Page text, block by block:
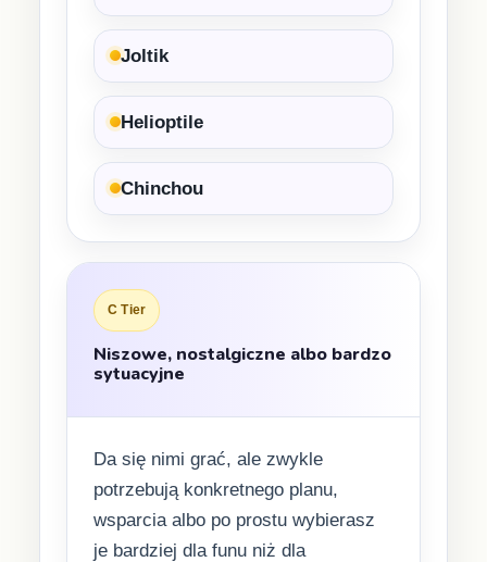
Joltik
Helioptile
Chinchou
C Tier
Niszowe, nostalgiczne albo bardzo
sytuacyjne
Da się nimi grać, ale zwykle
potrzebują konkretnego planu,
wsparcia albo po prostu wybierasz
je bardziej dla funu niż dla